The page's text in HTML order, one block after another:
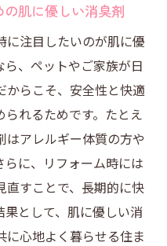
せる住まいの工夫
入る健康志向の消臭
ト向け健康リフォー
臭剤活用法
臭剤の長期活用ポイ
肌に優しい消臭剤
に注目したいのが肌に優
、ペットやご家族が日
からこそ、安全性と快適
れるためです。たとえ
はアレルギー体質の方や
に、リフォーム時には
直すことで、長期的に快
として、肌に優しい消
心地よく暮らせる住ま